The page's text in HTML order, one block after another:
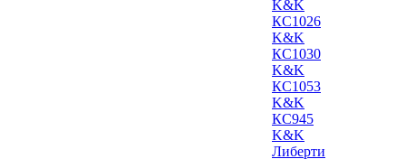
K&K
КС1026
K&K
КС1030
K&K
КС1053
K&K
КС945
K&K
Либерти